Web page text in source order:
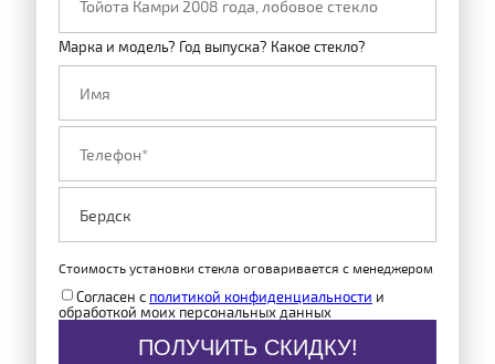
Марка и модель? Год выпуска? Какое стекло?
Стоимость установки стекла оговаривается с менеджером
Согласен с политикой конфиденциальности и
обработкой моих персональных данных
ПОЛУЧИТЬ СКИДКУ!